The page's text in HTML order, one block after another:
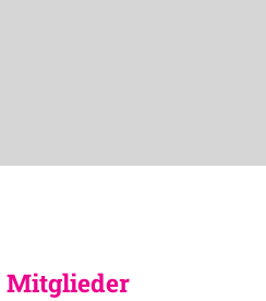
Mitglieder